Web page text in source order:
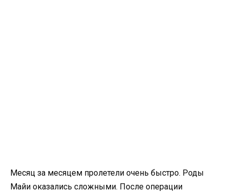
Месяц за месяцем пролетели очень быстро. Роды
Майи оказались сложными. После операции